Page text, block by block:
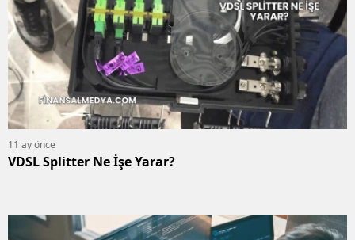
11 ay önce
VDSL Splitter Ne İşe Yarar?